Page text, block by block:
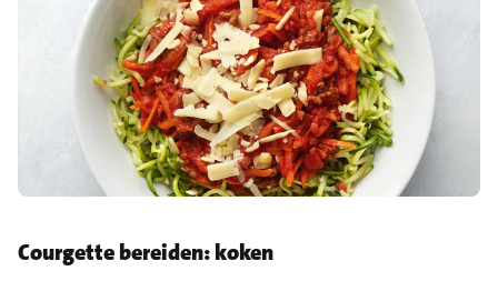
Courgette bereiden: koken